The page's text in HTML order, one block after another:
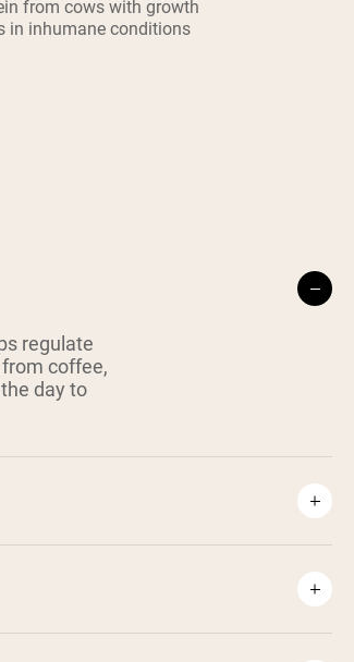
from cows with growth
in inhumane conditions
regulate
coffee,
day to